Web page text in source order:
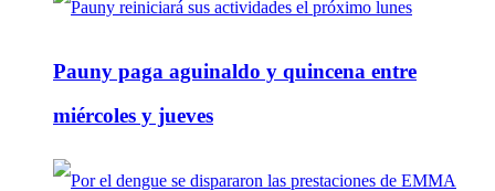
Pauny paga aguinaldo y quincena entre
miércoles y jueves